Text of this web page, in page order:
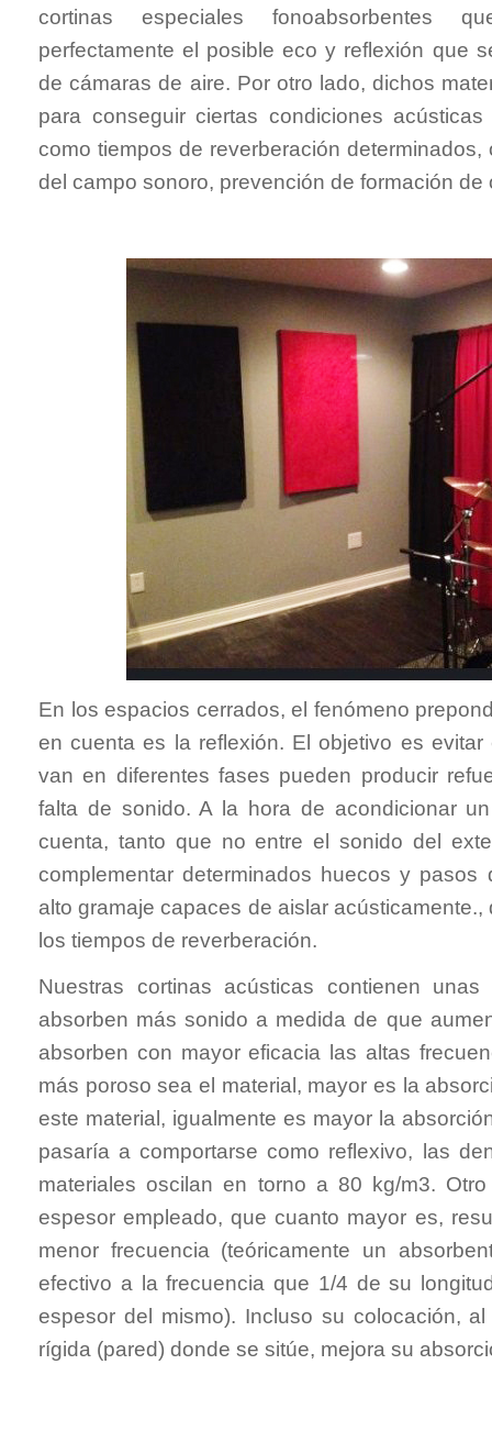
cortinas especiales fonoabsorbentes
perfectamente el posible eco y reflexión que
de cámaras de aire. Por otro lado, dichos
para conseguir ciertas condiciones
como tiempos de reverberación
del campo sonoro, prevención de formación
En los espacios cerrados, el fenómeno
en cuenta es la reflexión. El objetivo es
van en diferentes fases pueden producir
falta de sonido. A la hora de acondicionar
cuenta, tanto que no entre el sonido del
complementar determinados huecos y
alto gramaje capaces de aislar
los tiempos de reverberación.
Nuestras cortinas acústicas contienen
absorben más sonido a medida de que
absorben con mayor eficacia las altas
más poroso sea el material, mayor es la
este material, igualmente es mayor la
pasaría a comportarse como reflexivo, las
materiales oscilan en torno a 80 kg/m3.
espesor empleado, que cuanto mayor es,
menor frecuencia (teóricamente un
efectivo a la frecuencia que 1/4 de su
espesor del mismo). Incluso su colocación,
rígida (pared) donde se sitúe, mejora su